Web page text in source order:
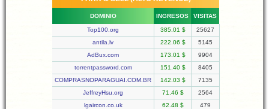
DOMINIO INGRESOS VISITAS
Top100.org 385.01 $
25627
antila.lv
222.06 $
5145
AdBux.com
173.01 $
9904
torrentpassword.com
151.40 $
8405
COMPRASNOPARAGUAI.COM.BR
142.03 $
7135
JeffreyHsu.org
71.46 $
2564
lgaircon.co.uk
62.48 $
479